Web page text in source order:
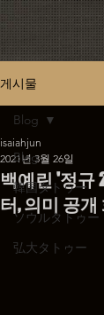
게시물
Blog
韓国タトゥー
ソウルタトゥー
弘大タトゥー
Blog
백예린 '정규
터, 의미 공개
isaiahjun
2021년 3월 26일